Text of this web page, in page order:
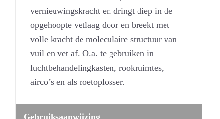
vernieuwingskracht en dringt diep in de
opgehoopte vetlaag door en breekt met
volle kracht de moleculaire structuur van
vuil en vet af. O.a. te gebruiken in
luchtbehandelingkasten, rookruimtes,
airco’s en als roetoplosser.
Gebruiksaanwijzing